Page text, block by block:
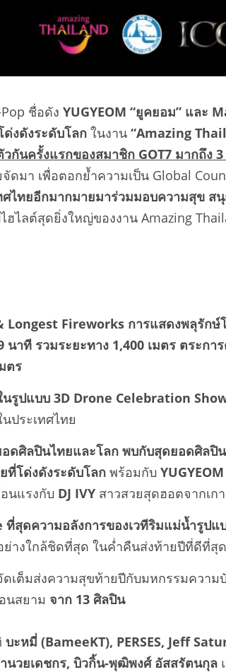
ชื่อดัง YUGYEOM “ยูคยอม” และ
งดังระดับโลก ในงาน “Amazing
วกันครั้งแรกของสมาชิก GOT7 มากถึง
ดมา เพื่อตอกย้ำความเป็น Global
ไทยอีกมากมายมาร่วมมอบความสุข ส
ฮไลต์สุดยิ่งใหญ่ของงาน Amazing
Longest Fireworks การแสดงพลุรัก
าที รวมระยะทาง 1,400 เมตร ตระก
ตร
นรูปแบบ 3D Drone Celebration
ประเทศไทย
ดศิลปินไทยและโลก พบกับสุดยอดศิลปิน
โด่งดังระดับโลก พร้อมกับ
นแรงกับ DJ IVY สาวสวยสุดฮอตจากเก
ที่สุดความอลังการของเวทีริมแม่น้ำรูปแ
างใกล้ชิดที่สุด ในค่ำคืนส่งท้ายปีที่ดีที่สุ
ดเต็มส่งความสุขท้ายปีกับมหกรรมความ
นสยาม จาก 13 ศิลปิน
บะหมี่ (BameeKT), PERSES, Jeff
นวยเดชกร, บิวกิ้น-พุฒิพงศ์ อัสสรัตนกุล